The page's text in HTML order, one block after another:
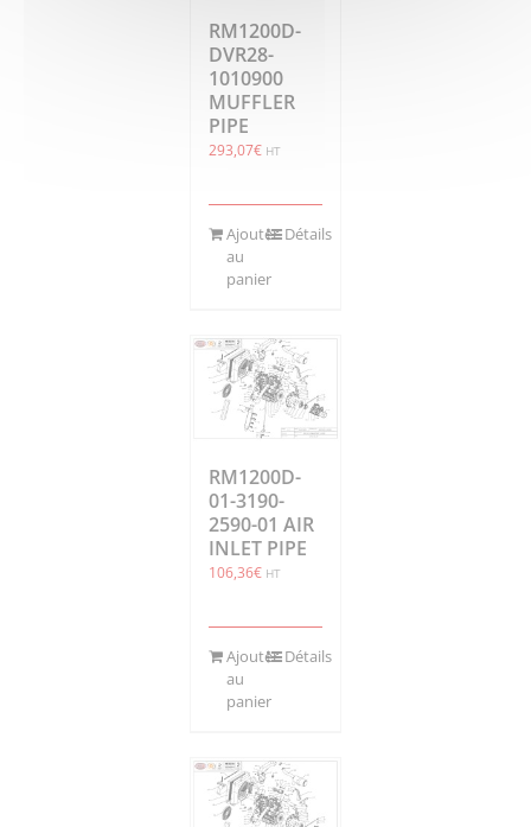
RM1200D-
DVR28-
1010900
MUFFLER
PIPE
293,07€ HT
Ajouter
au
panier
Détails
RM1200D-
01-3190-
2590-01 AIR
INLET PIPE
106,36€ HT
Ajouter
au
panier
Détails